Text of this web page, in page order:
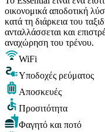
οικονομικά αποδοτική
κατά τη διάρκεια του
ανταλλάσσεται και
αναχώρηση του τρένου.
WiFi
Υποδοχές ρεύματος
Αποσκευές
Προσιτότητα
Φαγητό και ποτό